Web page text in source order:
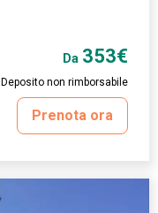
Da 353€
Deposito non rimborsabile
Prenota ora